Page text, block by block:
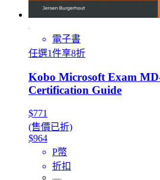
電子書
任選1件享8折
Kobo Microsoft Exam
Certification Guide
$771
(售價已折)
$964
P幣
折扣